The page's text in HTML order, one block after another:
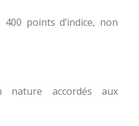
points d’indice, non
nature accordés aux